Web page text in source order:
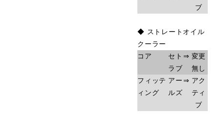
ブ
◆ ストレートオイル
クーラー
コア
セト
ラブ
⇒ 変更
無し
フィッテ
ィング
アー
ルズ
⇒ アク
ティ
ブ